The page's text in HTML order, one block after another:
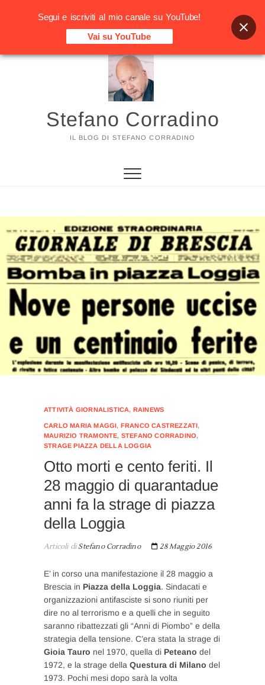
Vai
Stefano Corradino
IL BLOG DI STEFANO CORRADINO
ATTIVITÀ GIORNALISTICA, RAINEWS
CARLO MARIA MAGGI, FRANCO CASTREZZATI,
MAURIZIO TRAMONTE, STEFANO CORRADINO,
STRAGE PIAZZA DELLA LOGGIA
Otto morti e cento feriti. Il
28 maggio di quarantadue
anni fa la strage di piazza
della Loggia
Articoli diStefano Corradino 28 Maggio 2016
E’ in corso una manifestazione il 28 maggio a
Brescia in Piazza della Loggia. Sindacati e
organizzazioni antifasciste si sono riuniti per
dire no al terrorismo e a quelli che in seguito
saranno ribattezzati gli “Anni di Piombo” e della
strategia della tensione. C’era stata la strage di
Gioia Tauro nel 1970, quella di Peteano del
1972, e la strage della Questura di Milano del
1973. Pochi mesi dopo sarà la volta
Segui e iscriviti al mio canale su YouTube!
Vai su YouTube